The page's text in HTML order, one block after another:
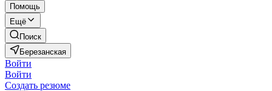
Помощь
Ещё
Поиск
Березанская
Войти
Войти
Создать резюме